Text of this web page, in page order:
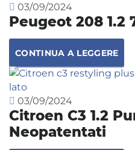
03/09/2024
Peugeot 208 1.2
CONTINUA A LEGGERE
03/09/2024
Citroen C3 1.2
Neopatentati